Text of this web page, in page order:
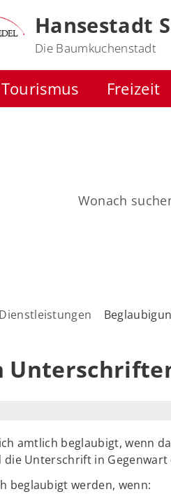
Hansestadt
Die Baumkuchenstadt
Tourismus Freizeit
amtlich beglaubigt, wenn
Unterschrift in
beglaubigt werden, wenn: